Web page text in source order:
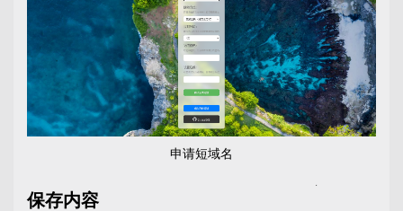
申请短域名
保存内容